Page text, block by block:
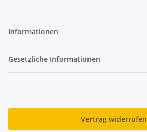
Informationen
Gesetzliche Informationen
Vertrag widerrufen